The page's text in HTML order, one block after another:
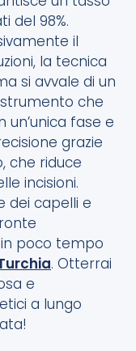
del 98%.
il
la tecnica
si avvale di un
strumento che
un’unica fase e
grazie
che riduce
incisioni.
dei capelli e
poco tempo
. Otterrai
e
a lungo